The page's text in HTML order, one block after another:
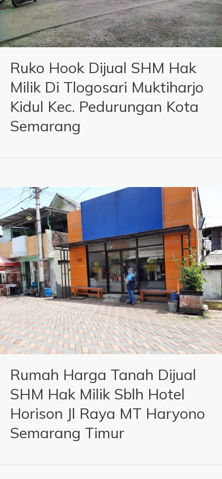
Ruko Hook Dijual SHM Hak
Milik Di Tlogosari Muktiharjo
Kidul Kec. Pedurungan Kota
Semarang
Rumah Harga Tanah Dijual
SHM Hak Milik Sblh Hotel
Horison Jl Raya MT Haryono
Semarang Timur